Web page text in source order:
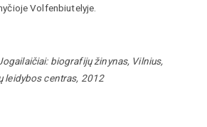
Volfenbiutelyje.
biografijų žinynas, Vilnius,
leidybos centras, 2012